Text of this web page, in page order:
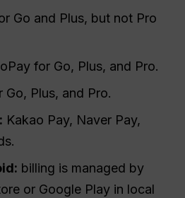
Go and Plus, but not Pro
for Go, Plus, and Pro.
Go, Plus, and Pro.
Kakao Pay, Naver Pay,
billing is managed by
or Google Play in local